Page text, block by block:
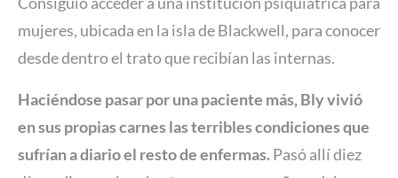
mujeres, ubicada en la isla de Blackwell, para conocer
desde dentro el trato que recibían las internas.
Haciéndose pasar por una paciente más, Bly vivió
en sus propias carnes las terribles condiciones que
sufrían a diario el resto de enfermas.Pasó allí diez